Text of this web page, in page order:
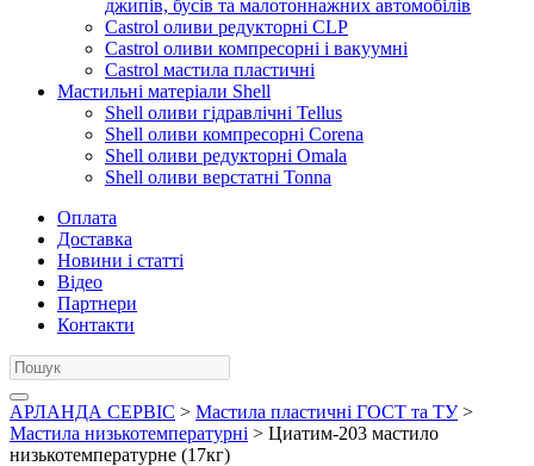
джипів, бусів та малотоннажних автомобілів
Castrol оливи редукторні CLP
Castrol оливи компресорні і вакуумні
Castrol мастила пластичні
Мастильні матеріали Shell
Shell оливи гідравлічні Tellus
Shell оливи компресорні Corena
Shell оливи редукторні Omala
Shell оливи верстатні Tonna
Оплата
Доставка
Новини і статті
Відео
Партнери
Контакти
АРЛАНДА СЕРВІС > Мастила пластичні ГОСТ та ТУ>
Мастила низькотемпературні > Циатим-203 мастило
низькотемпературне (17кг)